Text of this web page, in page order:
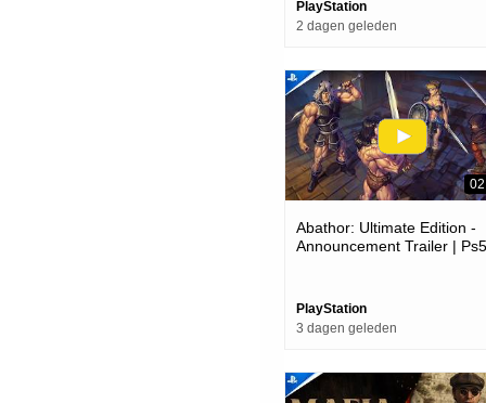
PlayStation
2 dagen geleden
Abathor: Ultimate Edition -
Announcement Trailer | Ps5
PlayStation
3 dagen geleden